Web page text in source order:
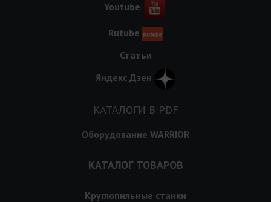
Youtube
Rutube
Статьи
Яндекс Дзен
КАТАЛОГИ В PDF
Оборудование WARRIOR
КАТАЛОГ ТОВАРОВ
Круглопильные станки